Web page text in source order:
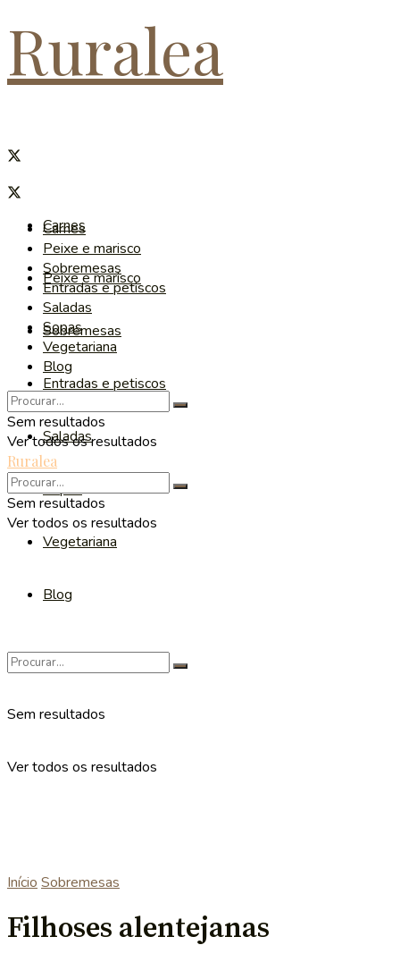
Ruralea
Carnes
Peixe e marisco
Sobremesas
Entradas e petiscos
Saladas
Sopas
Vegetariana
Blog
Sem resultados
Ver todos os resultados
Carnes
Peixe e marisco
Sobremesas
Entradas e petiscos
Saladas
Sopas
Vegetariana
Blog
Sem resultados
Ver todos os resultados
Ruralea
Sem resultados
Ver todos os resultados
Início Sobremesas
Filhoses alentejanas